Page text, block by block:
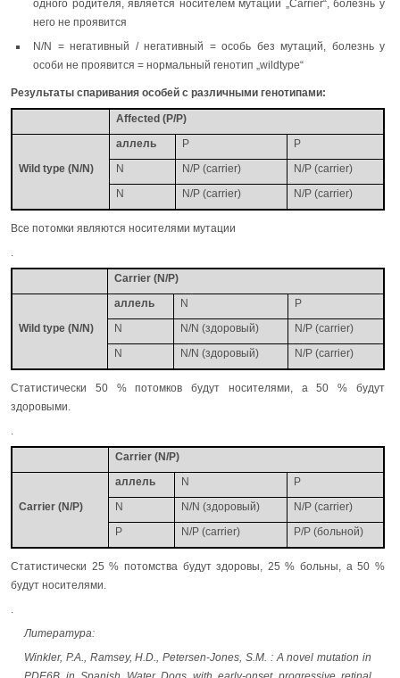
одного родителя, является носителем мутации „Carrier“, болезнь у
него не проявится
N/N = негативный / негативный = особь без мутаций, болезнь у
особи не проявится = нормальный генотип „wildtype“
Результаты спаривания особей с различными генотипами:
Affected (P/P)
Wild type (N/N)
аллель P
P
N
N/P (carrier)
N/P (carrier)
N
N/P (carrier) N/P (carrier)
Все потомки являются носителями мутации
.
Carrier (N/P)
Wild type (N/N)
аллель N
P
N
N/N (здоровый)
N/P (carrier)
N
N/N (здоровый) N/P (carrier)
Статистически 50 % потомков будут носителями, а 50 % будут
здоровыми.
.
Carrier (N/P)
Carrier (N/P)
аллель N
P
N
N/N (здоровый)
N/P (carrier)
P
N/P (carrier) P/P (больной)
Статистически 25 % потомства будут здоровы, 25 % больны, а 50 %
будут носителями.
.
Литература:
Winkler, P.A., Ramsey, H.D., Petersen-Jones, S.M. : A novel mutation in